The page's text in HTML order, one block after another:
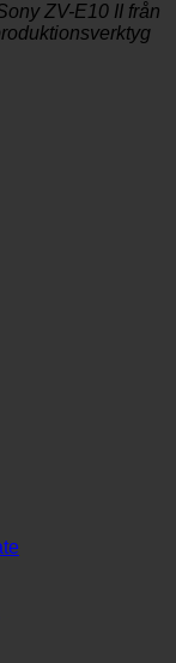
ZV-E10 II från